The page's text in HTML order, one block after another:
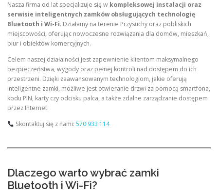
Nasza firma od lat specjalizuje się w kompleksowej instalacji oraz
serwisie inteligentnych zamków obsługujących technologię
Bluetooth i Wi-Fi. Działamy na terenie Przysuchy oraz pobliskich
miejscowości, oferując nowoczesne rozwiązania dla domów, mieszkań,
biur i obiektów komercyjnych.
Celem naszej działalności jest zapewnienie klientom maksymalnego
bezpieczeństwa, wygody oraz pełnej kontroli nad dostępem do ich
przestrzeni. Dzięki zaawansowanym technologiom, jakie oferują
inteligentne zamki, możliwe jest otwieranie drzwi za pomocą smartfona,
kodu PIN, karty czy odcisku palca, a także zdalne zarządzanie dostępem
przez Internet.
Skontaktuj się z nami: 570 933 114
Dlaczego warto wybrać zamki
Bluetooth i Wi-Fi?